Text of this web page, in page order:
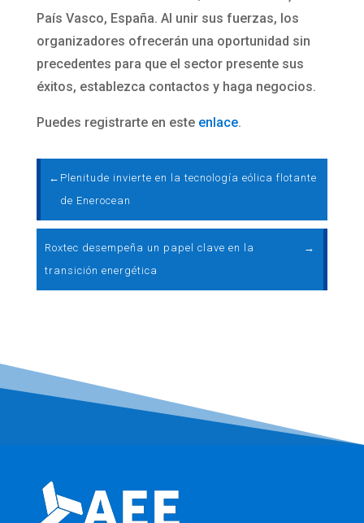
País Vasco, España. Al unir sus fuerzas, los
organizadores ofrecerán una oportunidad sin
precedentes para que el sector presente sus
éxitos, establezca contactos y haga negocios.
Puedes registrarte en este enlace.
← Plenitude invierte en la tecnología eólica flotante
de Enerocean
Roxtec desempeña un papel clave en la
transición energética
→